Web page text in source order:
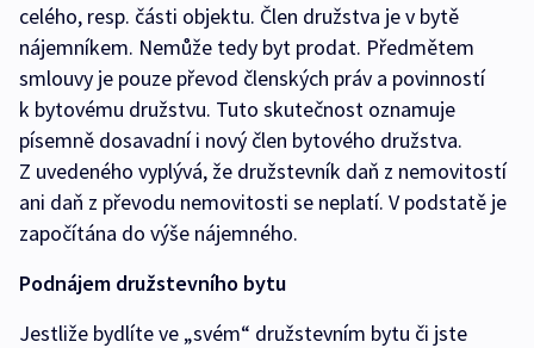
celého, resp. části objektu. Člen družstva je v bytě
nájemníkem. Nemůže tedy byt prodat. Předmětem
smlouvy je pouze převod členských práv a povinností
k bytovému družstvu. Tuto skutečnost oznamuje
písemně dosavadní i nový člen bytového družstva.
Z uvedeného vyplývá, že družstevník daň z nemovitostí
ani daň z převodu nemovitosti se neplatí. V podstatě je
započítána do výše nájemného.
Podnájem družstevního bytu
Jestliže bydlíte ve „svém“ družstevním bytu či jste